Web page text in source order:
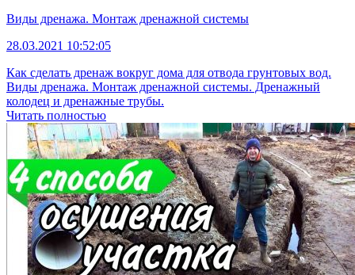
Виды дренажа. Монтаж дренажной системы
28.03.2021 10:52:05
Как сделать дренаж вокруг дома для отвода грунтовых вод.
Виды дренажа. Монтаж дренажной системы. Дренажный
колодец и дренажные трубы.
Читать полностью